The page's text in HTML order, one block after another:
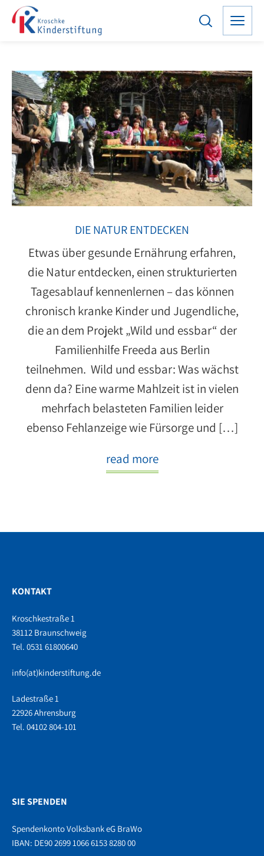
DIE NATUR ENTDECKEN
Etwas über gesunde Ernährung erfahren,
die Natur entdecken, einen strukturierten
Tagesablauf kennenlernen – das können
chronisch kranke Kinder und Jugendliche,
die an dem Projekt „Wild und essbar“ der
Familienhilfe Freeda aus Berlin
teilnehmen. Wild und essbar: Was wächst
denn da? Eine warme Mahlzeit ist in vielen
mehrfach belasteten Familien leider
ebenso Fehlanzeige wie Fürsorge und […]
read more
KONTAKT
Kroschkestraße 1
38112 Braunschweig
Tel. 0531 61800640
info(at)kinderstiftung.de
Ladestraße 1
22926 Ahrensburg
Tel. 04102 804-101
SIE SPENDEN
Spendenkonto Volksbank eG BraWo
IBAN: DE90 2699 1066 6153 8280 00